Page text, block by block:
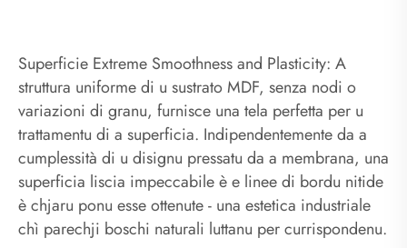
Superficie Extreme Smoothness and Plasticity: A
struttura uniforme di u sustrato MDF, senza nodi o
variazioni di granu, furnisce una tela perfetta per u
trattamentu di a superficia. Indipendentemente da a
cumplessità di u disignu pressatu da a membrana, una
superficia liscia impeccabile è e linee di bordu nitide
è chjaru ponu esse ottenute - una estetica industriale
chì parechji boschi naturali luttanu per currispondenu.